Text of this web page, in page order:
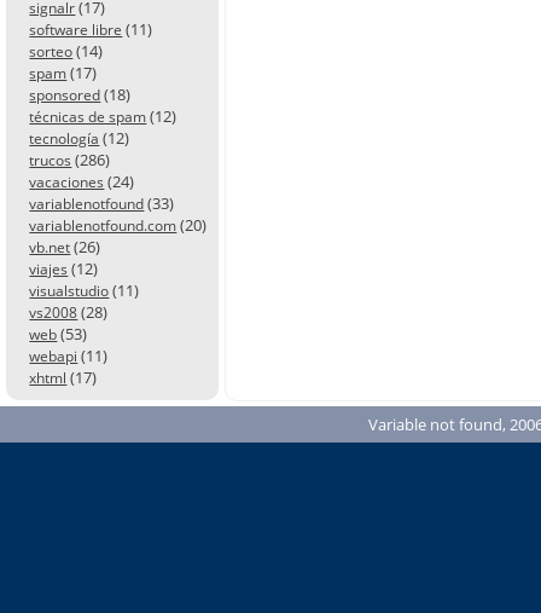
signalr (17)
software libre (11)
sorteo (14)
spam (17)
sponsored (18)
técnicas de spam (12)
tecnología (12)
trucos (286)
vacaciones (24)
variablenotfound (33)
variablenotfound.com (20)
vb.net (26)
viajes (12)
visualstudio (11)
vs2008 (28)
web (53)
webapi (11)
xhtml (17)
Variable not found,